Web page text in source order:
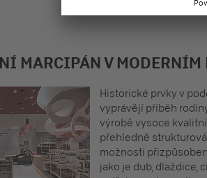
MARCIPÁN V MODERNÍM
Historické prvky v
vyprávějí příběh
výrobě vysoce
přehledně
možnosti
jako je dub, dlaždice,